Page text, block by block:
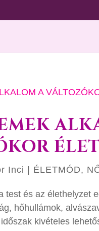
Inci ÉLETMÓD,
test és az élethelyzet
hőhullámok,
kivételes